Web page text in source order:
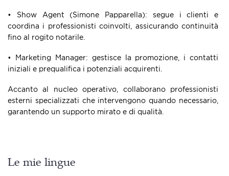
• Show Agent (Simone Papparella): segue i clienti e
coordina i professionisti coinvolti, assicurando continuità
fino al rogito notarile.
• Marketing Manager: gestisce la promozione, i contatti
iniziali e prequalifica i potenziali acquirenti.
Accanto al nucleo operativo, collaborano professionisti
esterni specializzati che intervengono quando necessario,
garantendo un supporto mirato e di qualità.
Le mie lingue